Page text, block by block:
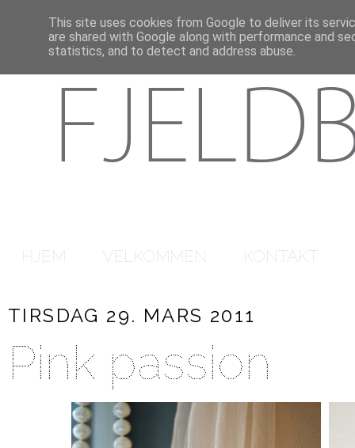
HJEM VELKOMMEN KONTAKT
TIRSDAG 29. MARS 2011
Pink passion
This site uses cookies from Google to deliver its
are shared with Google along with performance and
statistics, and to detect and address abuse.